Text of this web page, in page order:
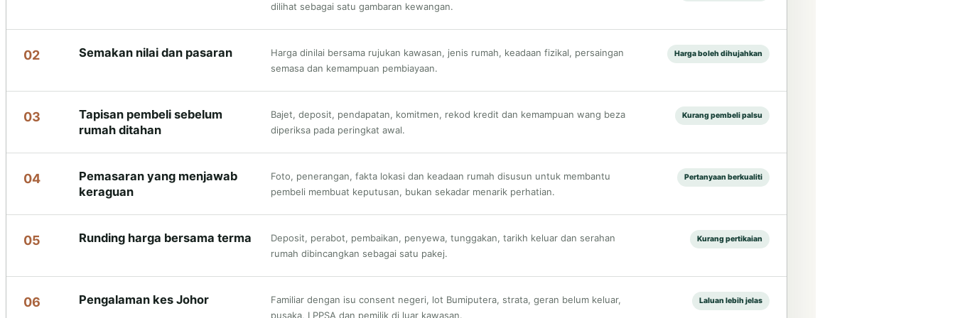
dilihat sebagai satu gambaran kewangan.
02 Semakan nilai dan pasaran
Harga dinilai bersama rujukan kawasan, jenis rumah, keadaan fizikal, persaingan
semasa dan kemampuan pembiayaan.
Harga boleh dihujahkan
03
Tapisan pembeli sebelum
rumah ditahan
Bajet, deposit, pendapatan, komitmen, rekod kredit dan kemampuan wang beza
diperiksa pada peringkat awal.
Kurang pembeli palsu
04
Pemasaran yang menjawab
keraguan
Foto, penerangan, fakta lokasi dan keadaan rumah disusun untuk membantu
pembeli membuat keputusan, bukan sekadar menarik perhatian.
Pertanyaan berkualiti
05 Runding harga bersama terma
Deposit, perabot, pembaikan, penyewa, tunggakan, tarikh keluar dan serahan
rumah dibincangkan sebagai satu pakej.
Kurang pertikaian
06 Pengalaman kes Johor
Familiar dengan isu consent negeri, lot Bumiputera, strata, geran belum keluar,
pusaka, LPPSA dan pemilik di luar kawasan.
Laluan lebih jelas